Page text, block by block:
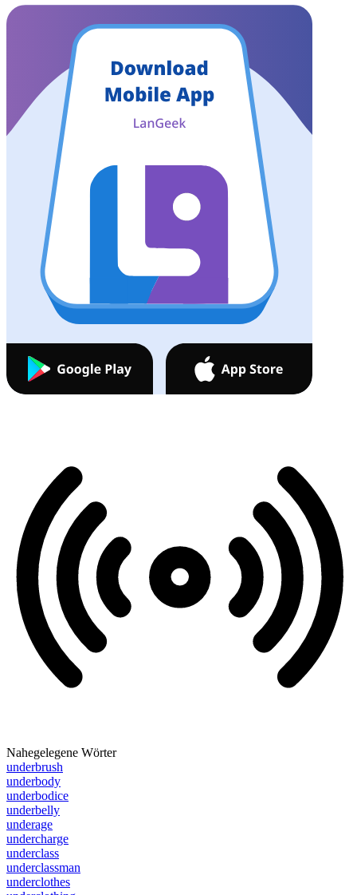
Nahegelegene Wörter
underbrush
underbody
underbodice
underbelly
underage
undercharge
underclass
underclassman
underclothes